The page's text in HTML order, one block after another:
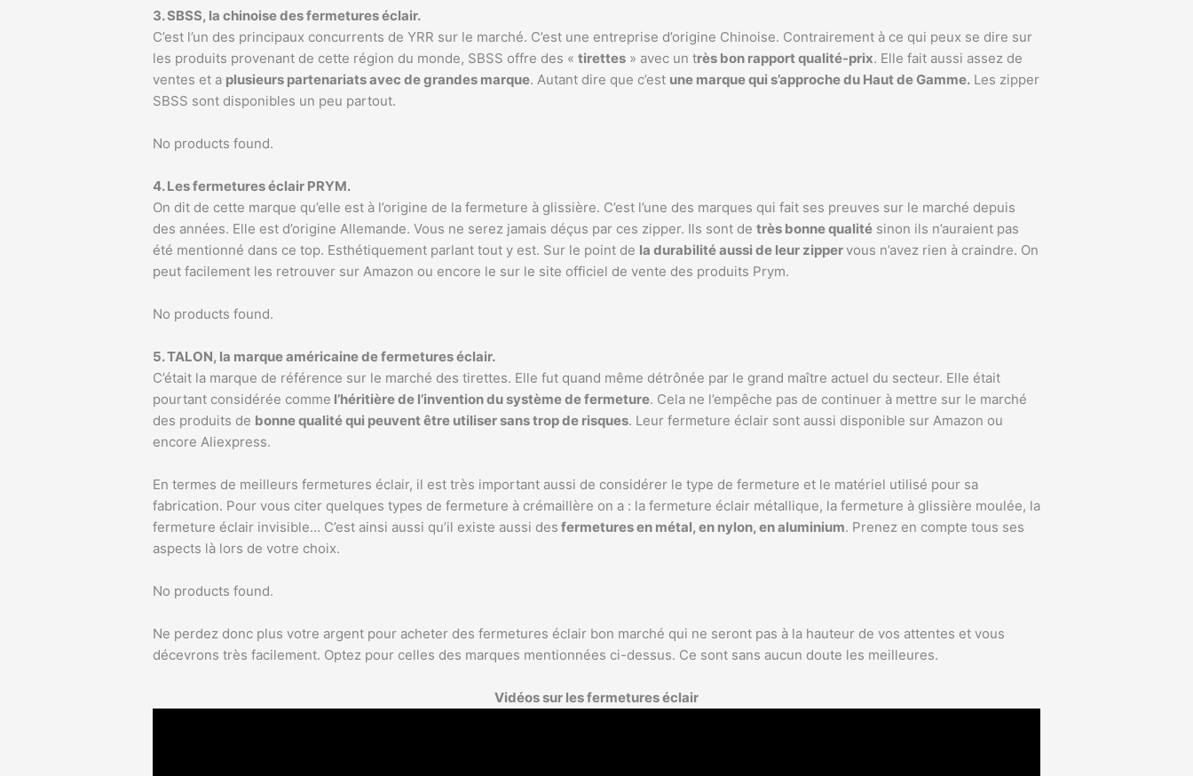
3. SBSS, la chinoise des fermetures éclair.
C’est l’un des principaux concurrents de YRR sur le marché. C’est une entreprise d’origine Chinoise. Contrairement à ce qui peux se dire sur
les produits provenant de cette région du monde, SBSS offre des « tirettes » avec un très bon rapport qualité-prix. Elle fait aussi assez de
ventes et a plusieurs partenariats avec de grandes marque. Autant dire que c’est une marque qui s’approche du Haut de Gamme. Les zipper
SBSS sont disponibles un peu partout.
No products found.
4. Les fermetures éclair PRYM.
On dit de cette marque qu’elle est à l’origine de la fermeture à glissière. C’est l’une des marques qui fait ses preuves sur le marché depuis
des années. Elle est d’origine Allemande. Vous ne serez jamais déçus par ces zipper. Ils sont de très bonne qualité sinon ils n’auraient pas
été mentionné dans ce top. Esthétiquement parlant tout y est. Sur le point de la durabilité aussi de leur zippervous n’avez rien à craindre. On
peut facilement les retrouver sur Amazon ou encore le sur le site officiel de vente des produits Prym.
No products found.
5. TALON, la marque américaine de fermetures éclair.
C’était la marque de référence sur le marché des tirettes. Elle fut quand même détrônée par le grand maître actuel du secteur. Elle était
pourtant considérée comme l’héritière de l’invention du système de fermeture. Cela ne l’empêche pas de continuer à mettre sur le marché
des produits de bonne qualité qui peuvent être utiliser sans trop de risques. Leur fermeture éclair sont aussi disponible sur Amazon ou
encore Aliexpress.
En termes de meilleurs fermetures éclair, il est très important aussi de considérer le type de fermeture et le matériel utilisé pour sa
fabrication. Pour vous citer quelques types de fermeture à crémaillère on a : la fermeture éclair métallique, la fermeture à glissière moulée, la
fermeture éclair invisible… C’est ainsi aussi qu’il existe aussi des fermetures en métal, en nylon, en aluminium. Prenez en compte tous ses
aspects là lors de votre choix.
No products found.
Ne perdez donc plus votre argent pour acheter des fermetures éclair bon marché qui ne seront pas à la hauteur de vos attentes et vous
décevrons très facilement. Optez pour celles des marques mentionnées ci-dessus. Ce sont sans aucun doute les meilleures.
Vidéos sur les fermetures éclair